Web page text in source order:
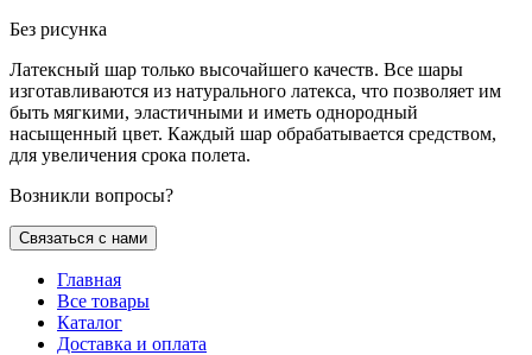
Без рисунка
Латексный шар только высочайшего качеств. Все шары
изготавливаются из натурального латекса, что позволяет им
быть мягкими, эластичными и иметь однородный
насыщенный цвет. Каждый шар обрабатывается средством,
для увеличения срока полета.
Возникли вопросы?
Связаться с нами
Главная
Все товары
Каталог
Доставка и оплата